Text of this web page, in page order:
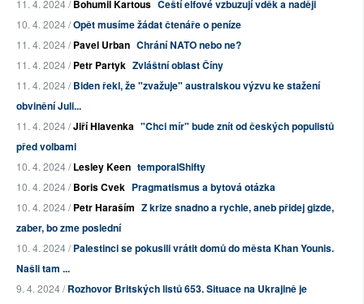
11. 4. 2024 /Bohumil Kartous Čeští elfové vzbuzují vděk a naději
10. 4. 2024 /Opět musíme žádat čtenáře o peníze
11. 4. 2024 /Pavel Urban Chrání NATO nebo ne?
11. 4. 2024 /Petr Partyk Zvláštní oblast Číny
11. 4. 2024 /Biden řekl, že "zvažuje" australskou výzvu ke stažení
obvinění Juli...
11. 4. 2024 /Jiří Hlavenka "Chci mír" bude znít od českých populistů
před volbami
10. 4. 2024 /Lesley Keen temporalShifty
10. 4. 2024 /Boris Cvek Pragmatismus a bytová otázka
10. 4. 2024 /Petr Haraším Z krize snadno a rychle, aneb přidej gizde,
zaber, bo zme poslední
10. 4. 2024 /Palestinci se pokusili vrátit domů do města Khan Younis.
Našli tam ...
9. 4. 2024 /Rozhovor Britských listů 653. Situace na Ukrajině je